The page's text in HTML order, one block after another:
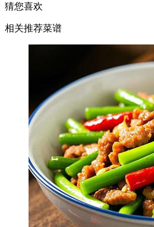
猜您喜欢
相关推荐菜谱